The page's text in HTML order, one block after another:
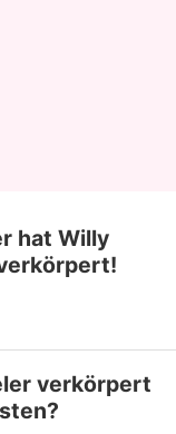
hat Willy
verkörpert